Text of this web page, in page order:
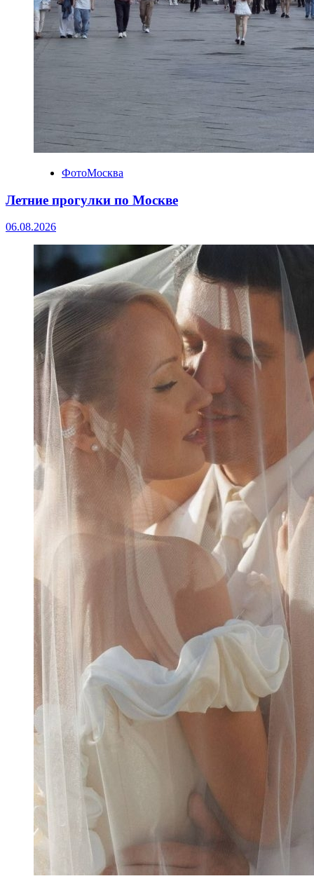
ФотоМосква
Летние прогулки по Москве
06.08.2026